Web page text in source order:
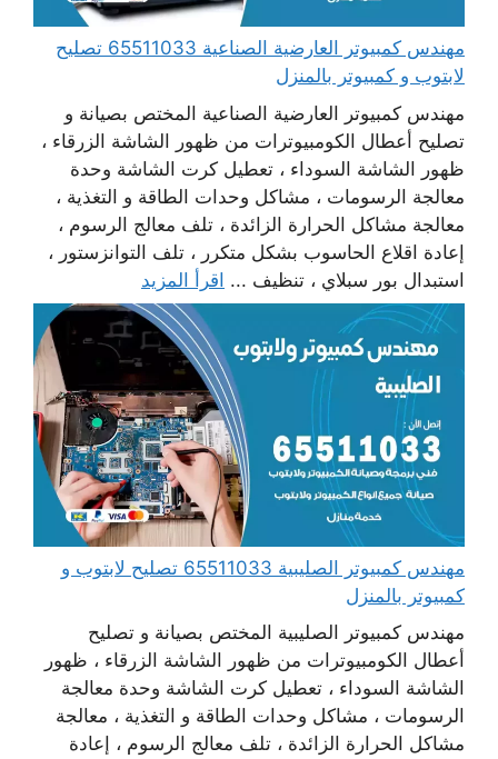
مهندس كمبيوتر العارضية الصناعية 65511033 تصليح
لابتوب و كمبيوتر بالمنزل
مهندس كمبيوتر العارضية الصناعية المختص بصيانة و
تصليح أعطال الكومبيوترات من ظهور الشاشة الزرقاء ،
ظهور الشاشة السوداء ، تعطيل كرت الشاشة وحدة
معالجة الرسومات ، مشاكل وحدات الطاقة و التغذية ،
معالجة مشاكل الحرارة الزائدة ، تلف معالج الرسوم ،
إعادة اقلاع الحاسوب بشكل متكرر ، تلف التوانزستور ،
استبدال بور سبلاي ، تنظيف ... اقرأ المزيد
مهندس كمبيوتر الصليبية 65511033 تصليح لابتوب و
كمبيوتر بالمنزل
مهندس كمبيوتر الصليبية المختص بصيانة و تصليح
أعطال الكومبيوترات من ظهور الشاشة الزرقاء ، ظهور
الشاشة السوداء ، تعطيل كرت الشاشة وحدة معالجة
الرسومات ، مشاكل وحدات الطاقة و التغذية ، معالجة
مشاكل الحرارة الزائدة ، تلف معالج الرسوم ، إعادة